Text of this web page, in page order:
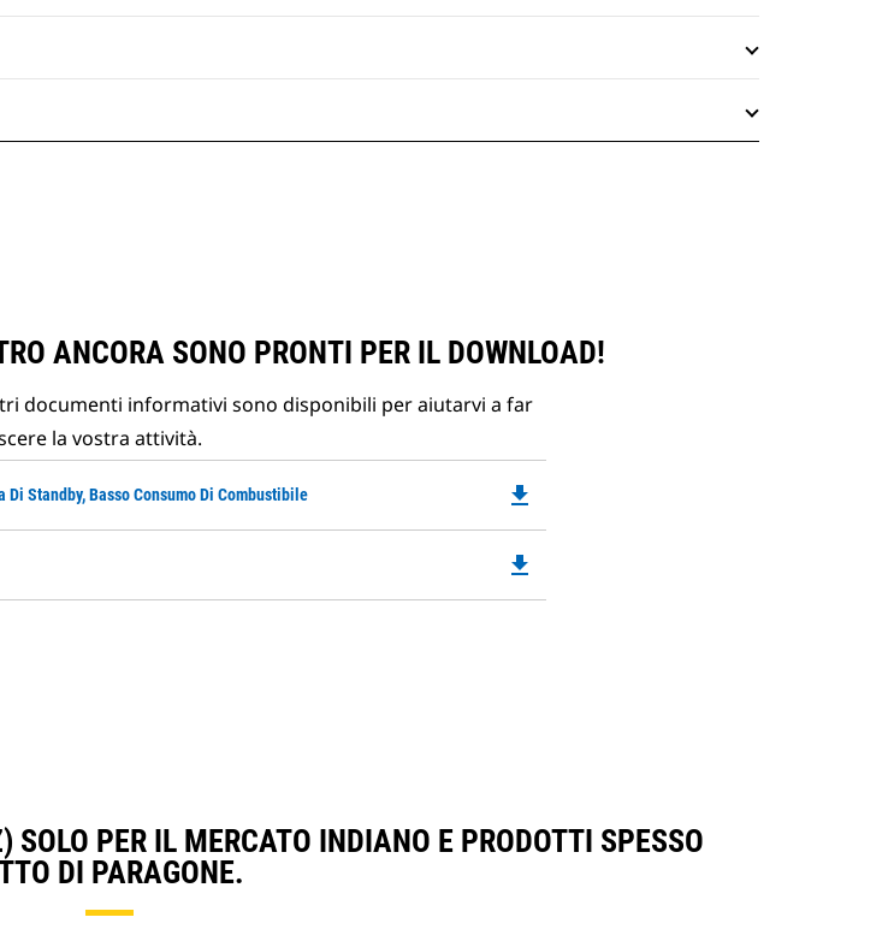
ANCORA SONO PRONTI PER IL DOWNLOAD!
documenti informativi sono disponibili per aiutarvi a far
la vostra attività.
Standby, Basso Consumo Di Combustibile
a
file_download
file_download
PER IL MERCATO INDIANO E PRODOTTI SPESSO
DI PARAGONE.